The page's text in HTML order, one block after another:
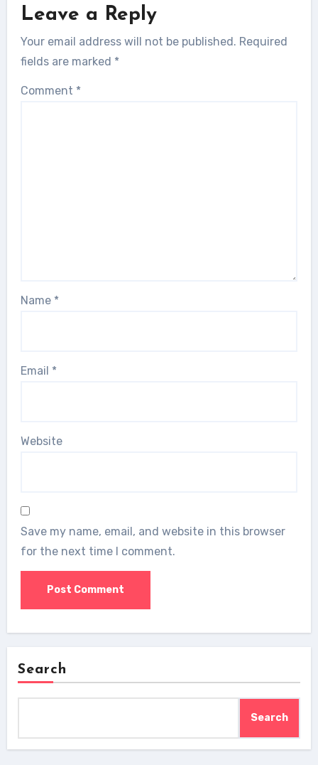
Leave a Reply
Your email address will not be published. Required
fields are marked *
Comment *
Name *
Email *
Website
Save my name, email, and website in this browser
for the next time I comment.
Search
Search